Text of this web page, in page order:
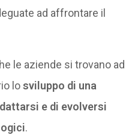
ad affrontare il
le aziende si trovano ad
losviluppo di una
e di evolversi
.